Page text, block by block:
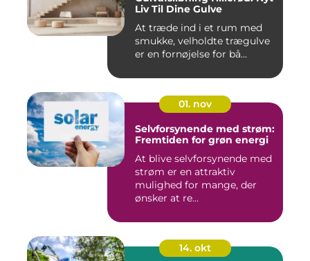
Liv Til Dine Gulve
At træde ind i et rum med
smukke, velholdte trægulve
er en fornøjelse for bå...
01. nov
Selvforsynende med strøm:
Fremtiden for grøn energi
At blive selvforsynende med
strøm er en attraktiv
mulighed for mange, der
ønsker at re...
14. okt